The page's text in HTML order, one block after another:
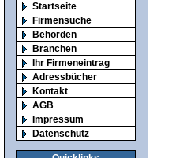
Startseite
Firmensuche
Behörden
Branchen
Ihr Firmeneintrag
Adressbücher
Kontakt
AGB
Impressum
Datenschutz